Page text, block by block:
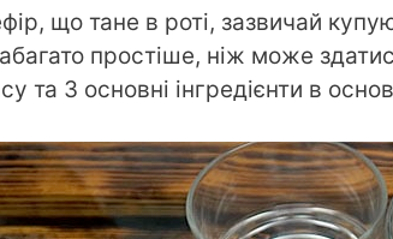
що тане в роті, зазвичай
простіше, ніж може
та 3 основні інгредієнти в